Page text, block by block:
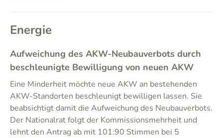
Energie
Aufweichung des AKW-Neubauverbots durch
beschleunigte Bewilligung von neuen AKW
Eine Minderheit möchte neue AKW an bestehenden
AKW-Standorten beschleunigt bewilligen lassen. Sie
beabsichtigt damit die Aufweichung des Neubauverbots.
Der Nationalrat folgt der Kommissionsmehrheit und
lehnt den Antrag ab mit 101:90 Stimmen bei 5